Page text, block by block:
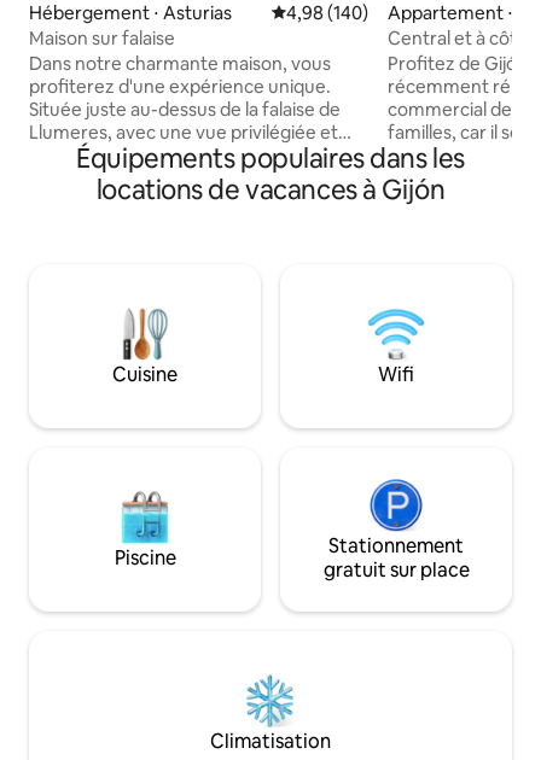
Hébergement ⋅ Asturias Évaluation moyenne sur la
4,98 (140)
Maison sur falaise
Dans notre charmante maison, vous
profiterez d'une expérience unique.
Située juste au-dessus de la falaise de
Llumeres, avec une vue privilégiée et
directe sur le Faro Peñas, lieu de grand
intérêt et de demande dans la
Principauté des Asturies. Il se compose
détente et d'une très grande chambre
avec baignoire intégrée et une vue
imprenable sur la mer. LamiCasina est
dans un cadre naturel exceptionnel. Mer
Appartement ⋅
Central et à côté
plage
Profitez de Gijón
récemment
commercial de la
familles, car il se
chambres : deux
et de deux salles
(dont une dans la
qui dispose d'un
salle de sport. La
port de plaisance
Équipements populaires dans les
locations de vacances à Gijón
Cuisine Wifi
Piscine
Stationnement
gratuit sur place
Climatisation